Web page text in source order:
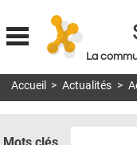
La
MON COMPTE
Accueil > Actualités >
Mots clés